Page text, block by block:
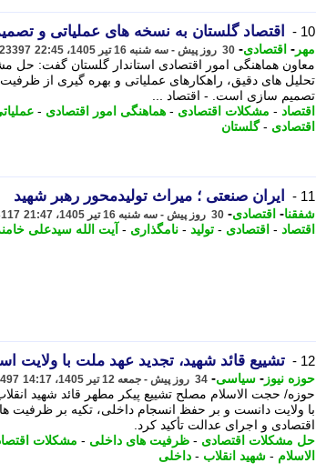
10 - اقتصاد گلستان به نسخه های عملیاتی و
مهر - اقتصادی- 30 روز پیش - سه شنبه 16 تیر 1405، 22:45
معاون هماهنگی امور اقتصادی استاندار گلستان گفت: حل
تحلیل های دقیق، راهکارهای عملیاتی و بهره گیری از ظرفیت
تصمیم سازی است. - اقتصاد ...
اقتصاد - مشکلات اقتصادی - هماهنگی امور اقتصادی -
اقتصادی -گلستان
11 - ایران صنعتی ؛ میراث تولیدمحور رهبر شهید
شفقنا- اقتصادی- 30 روز پیش - سه شنبه 16 تیر 1405، 21:47
اقتصاد - اقتصادی - تولید - نامگذاری - آیت الله سیدعلی
12 - تشییع قائد شهید، تجدید عهد ملت با ولایت
حوزه نیوز - سیاسی- 34 روز پیش - جمعه 12 تیر 1405، 14:17
حوزه/ حجت الاسلام مصلح تشییع پیکر مطهر قائد شهید
با ولایت دانست و بر حفظ انسجام داخلی، تکیه بر ظرفیت
اقتصادی و اجرای عدالت تأکید کرد.
حل مشکلات اقتصادی - ظرفیت های داخلی - مشکلات
الاسلام - شهید انقلاب - داخلی